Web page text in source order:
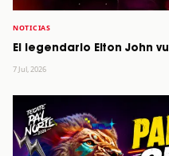
NOTICIAS
El legendario Elton John
7 Jul, 2026